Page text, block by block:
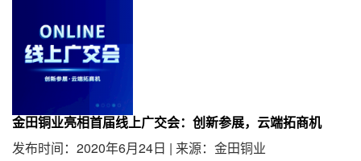
金田铜业亮相首届线上广交会：创新参展，云端拓商机
发布时间：2020年6月24日 | 来源：金田铜业